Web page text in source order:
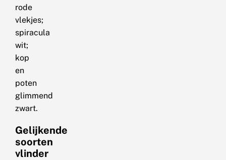
rode
vlekjes;
spiracula
wit;
kop
en
poten
glimmend
zwart.
Gelijkende
soorten
vlinder